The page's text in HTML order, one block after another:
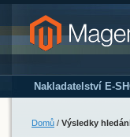
Nakladatelství E-
Domů / Výsledky